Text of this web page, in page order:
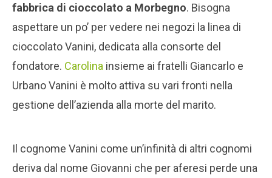
fabbrica di cioccolato a Morbegno. Bisogna
aspettare un po’ per vedere nei negozi la linea di
cioccolato Vanini, dedicata alla consorte del
fondatore. Carolina insieme ai fratelli Giancarlo e
Urbano Vanini è molto attiva su vari fronti nella
gestione dell’azienda alla morte del marito.
Il cognome Vanini come un’infinità di altri cognomi
deriva dal nome Giovanni che per aferesi perde una